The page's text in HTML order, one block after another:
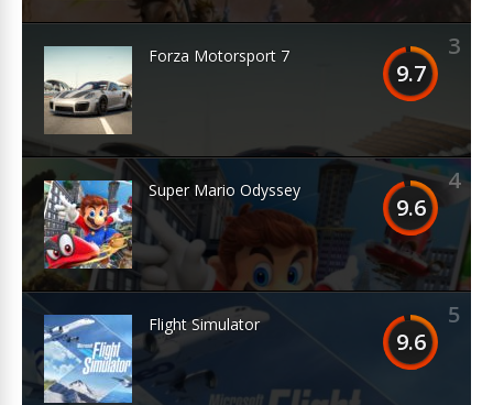
3
9.7
Forza Motorsport 7
4
9.6
Super Mario Odyssey
5
9.6
Flight Simulator